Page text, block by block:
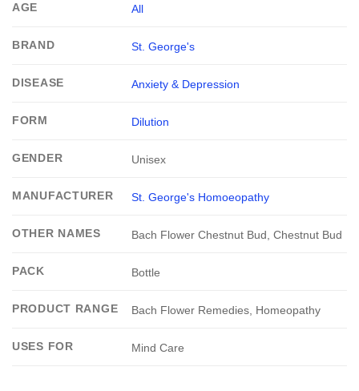
AGE All
BRAND St. George's
DISEASE Anxiety & Depression
FORM Dilution
GENDER Unisex
MANUFACTURER St. George's Homoeopathy
OTHER NAMES Bach Flower Chestnut Bud, Chestnut Bud
PACK Bottle
PRODUCT RANGE Bach Flower Remedies, Homeopathy
USES FOR Mind Care